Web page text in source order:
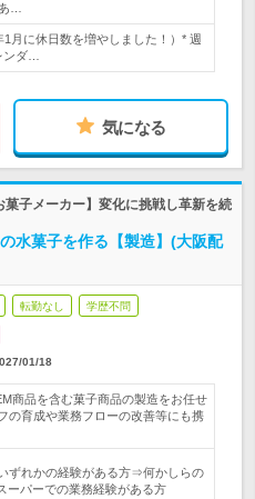
…
月に休日数を増やしました！）* 週
ダ…
気になる
子メーカー】変化に挑戦し革新を続
水菓子を作る【製造】(大阪配
転勤なし 学歴不問
01/18
商品を含む菓子商品の製造をお任せ
の育成や業務フローの改善等にも携
ずれかの経験がある方⇒何かしらの
ーパーでの業務経験がある方